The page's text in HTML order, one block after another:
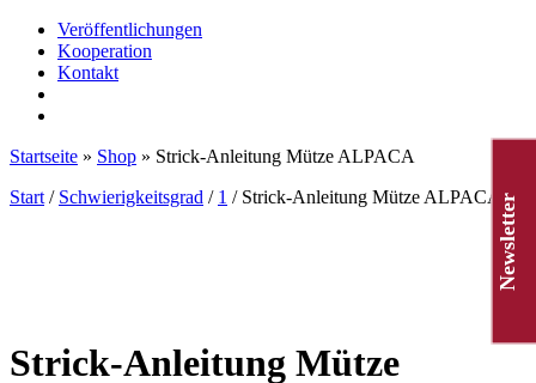
Veröffentlichungen
Kooperation
Kontakt
Startseite » Shop » Strick-Anleitung Mütze ALPACA
Start / Schwierigkeitsgrad / 1 / Strick-Anleitung Mütze ALPACA
Strick-Anleitung Mütze
Newsletter